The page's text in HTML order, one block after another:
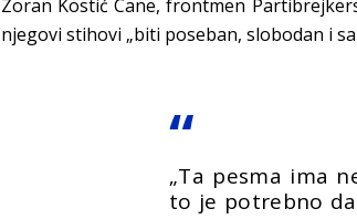
Zoran Kostić Cane, frontmen
njegovi stihovi „biti poseban, slobodan i
„Ta pesma ima
to je potrebno